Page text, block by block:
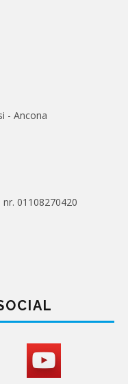
- Ancona
01108270420